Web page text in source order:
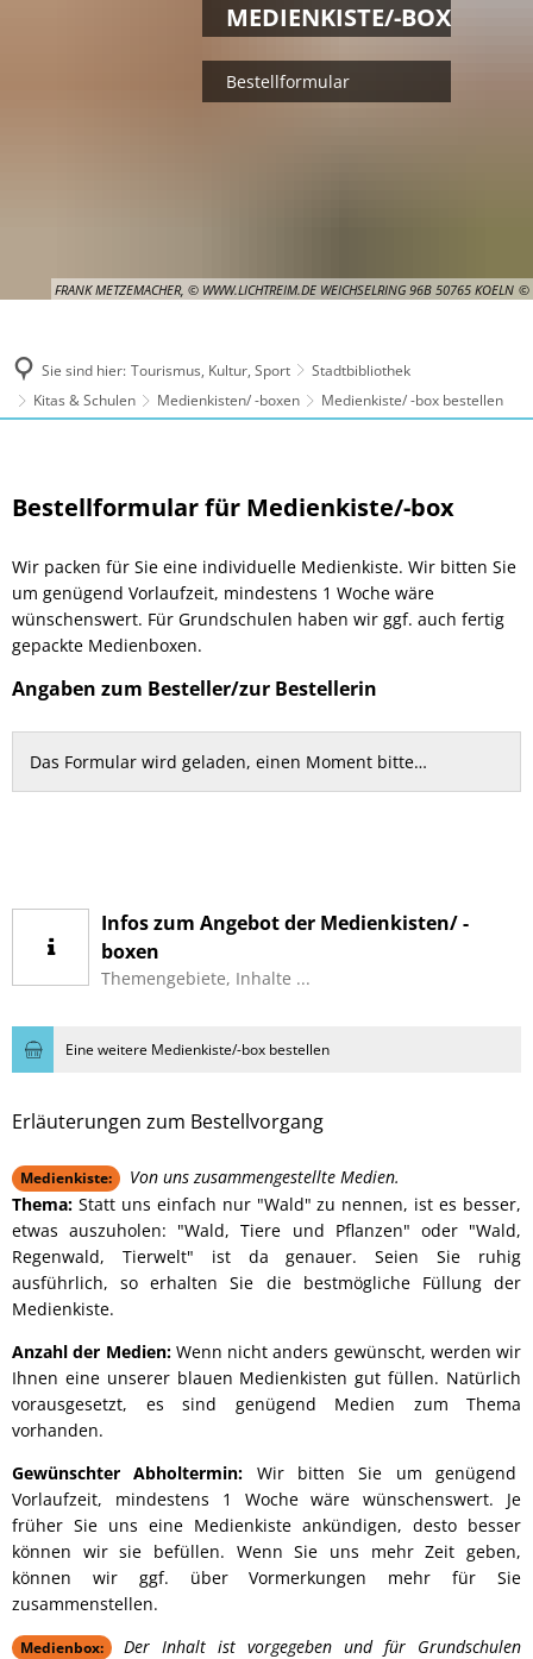
FRANK METZEMACHER, © WWW.LICHTREIM.DE WEICHSELRING 96B 50765 KOELN
MEDIENKISTE/-BOX
Bestellformular
Sie sind hier: Tourismus, Kultur, Sport
Stadtbibliothek
Kitas & Schulen
Medienkisten/ -boxen Medienkiste/ -box bestellen
Medienkiste/
box
bestellen
Bestellformular für Medienkiste/-box
Wir packen für Sie eine individuelle Medienkiste. Wir bitten Sie
um genügend Vorlaufzeit, mindestens 1 Woche wäre
wünschenswert. Für Grundschulen haben wir ggf. auch fertig
gepackte Medienboxen.
Angaben zum Besteller/zur Bestellerin
Das Formular wird geladen, einen Moment bitte…
Infos zum Angebot der Medienkisten/ -
boxen
Themengebiete, Inhalte ...
Eine weitere Medienkiste/-box bestellen
Erläuterungen zum Bestellvorgang
Medienkiste:
Von uns zusammengestellte Medien.
Thema: Statt uns einfach nur "Wald" zu nennen, ist es besser,
etwas auszuholen: "Wald, Tiere und Pflanzen" oder "Wald,
Regenwald, Tierwelt" ist da genauer. Seien Sie ruhig
ausführlich, so erhalten Sie die bestmögliche Füllung der
Medienkiste.
Anzahl der Medien: Wenn nicht anders gewünscht, werden wir
Ihnen eine unserer blauen Medienkisten gut füllen. Natürlich
vorausgesetzt, es sind genügend Medien zum Thema
vorhanden.
Gewünschter Abholtermin: Wir bitten Sie um genügend
Vorlaufzeit, mindestens 1 Woche wäre wünschenswert. Je
früher Sie uns eine Medienkiste ankündigen, desto besser
können wir sie befüllen. Wenn Sie uns mehr Zeit geben,
können wir ggf. über Vormerkungen mehr für Sie
zusammenstellen.
Medienbox:
Der Inhalt ist vorgegeben und für Grundschulen